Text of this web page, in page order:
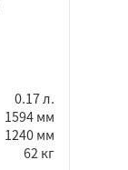
0.17 л.
1594 мм
1240 мм
62 кг